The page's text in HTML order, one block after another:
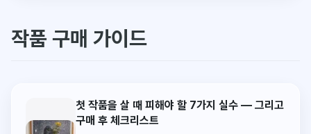
작품 구매 가이드
첫 작품을 살 때 피해야 할 7가지 실수 — 그리고
구매 후 체크리스트